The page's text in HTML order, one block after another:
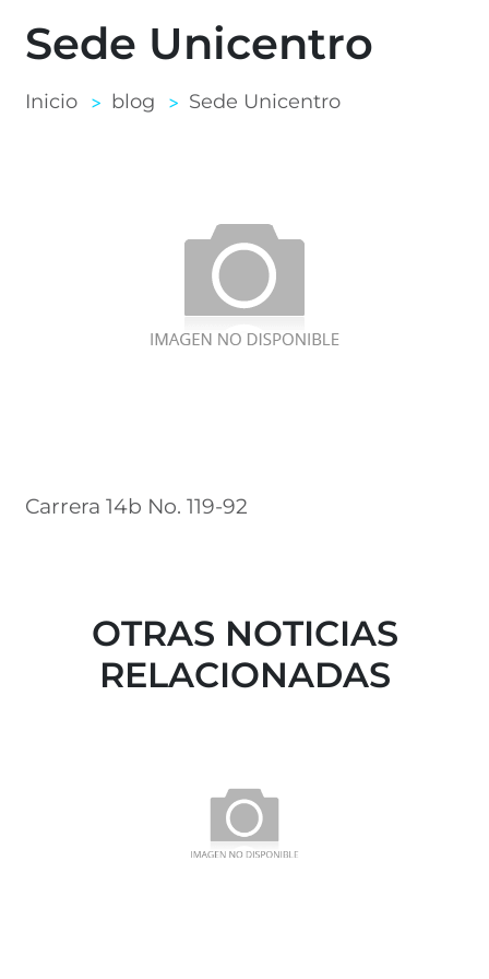
Sede Unicentro
Inicio blog Sede Unicentro
Carrera 14b No. 119-92
OTRAS NOTICIAS
RELACIONADAS